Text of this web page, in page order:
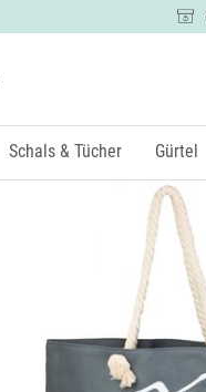
Schals & Tücher Gürtel